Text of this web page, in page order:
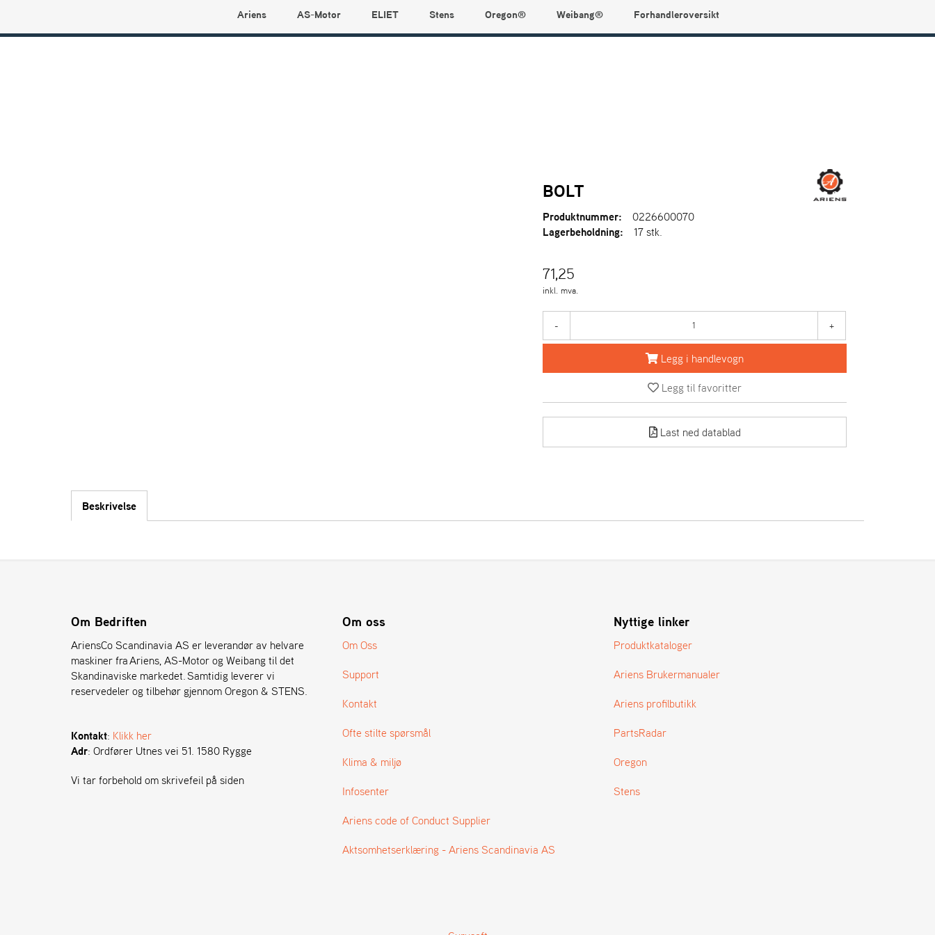
Min side
Ariens AS-Motor ELIET Stens Oregon® Weibang® Forhandleroversikt
BOLT
Produktnummer:
0226600070
Lagerbeholdning:
17 stk.
71,25
inkl. mva.
- +
Legg i handlevogn
Legg til favoritter
Last ned datablad
Beskrivelse
Om Bedriften
AriensCo Scandinavia AS er leverandør av helvare
maskiner fra Ariens, AS-Motor og Weibang til det
Skandinaviske markedet. Samtidig leverer vi
reservedeler og tilbehør gjennom Oregon & STENS.
Kontakt: Klikk her
Adr: Ordfører Utnes vei 51. 1580 Rygge
Vi tar forbehold om skrivefeil på siden
Om oss
Om Oss
Support
Kontakt
Ofte stilte spørsmål
Klima & miljø
Infosenter
Ariens code of Conduct Supplier
Aktsomhetserklæring - Ariens Scandinavia AS
Nyttige linker
Produktkataloger
Ariens Brukermanualer
Ariens profilbutikk
PartsRadar
Oregon
Stens